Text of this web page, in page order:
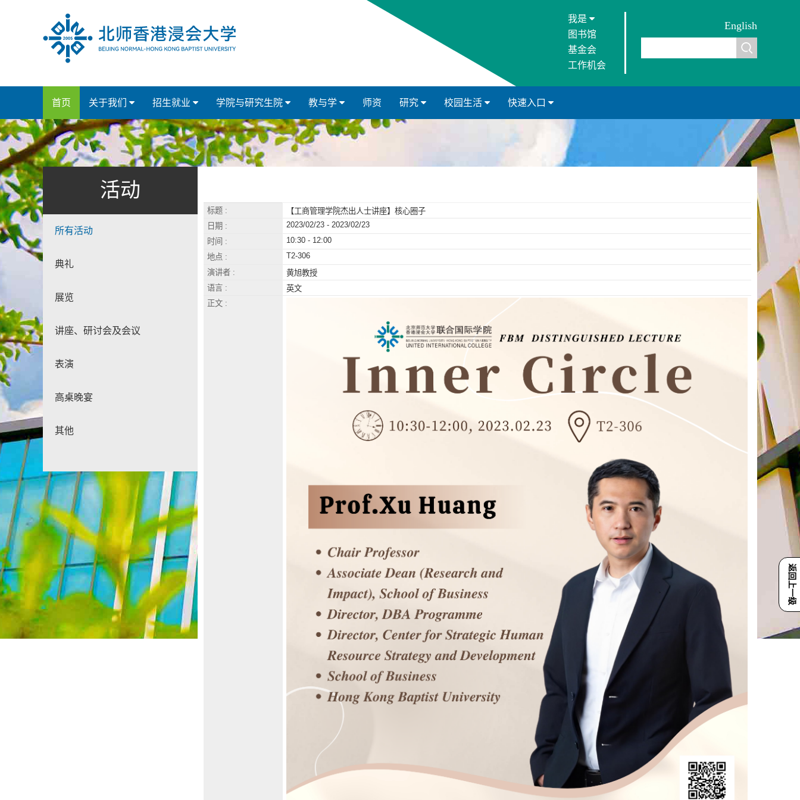
返回上一级
我是
图书馆
基金会
工作机会
English
首页 关于我们 招生就业 学院与研究生院 教与学 师资 研究 校园生活 快速入口
活动
所有活动
典礼
展览
讲座、研讨会及会议
表演
高桌晚宴
其他
标题 :
【工商管理学院杰出人士讲座】核心圈子
日期 :
2023/02/23 - 2023/02/23
时间 :
10:30 - 12:00
地点 :
T2-306
演讲者 :
黄旭教授
语言 :
英文
正文 :